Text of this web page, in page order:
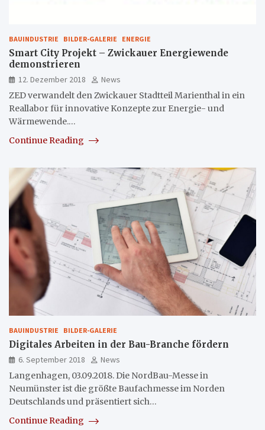
BAUINDUSTRIE BILDER-GALERIE ENERGIE
Smart City Projekt – Zwickauer Energiewende
demonstrieren
12. Dezember 2018
News
ZED verwandelt den Zwickauer Stadtteil Marienthal in ein
Reallabor für innovative Konzepte zur Energie- und
Wärmewende.…
Continue Reading
BAUINDUSTRIE BILDER-GALERIE
Digitales Arbeiten in der Bau-Branche fördern
6. September 2018
News
Langenhagen, 03.09.2018. Die NordBau-Messe in
Neumünster ist die größte Baufachmesse im Norden
Deutschlands und präsentiert sich…
Continue Reading